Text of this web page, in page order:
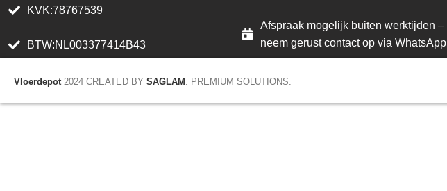
KVK:78767539
BTW:NL003377414B43
Afspraak mogelijk buiten werktijden –
neem gerust contact op via WhatsApp
Vloerdepot 2024 CREATED BY SAGLAM . PREMIUM SOLUTIONS.